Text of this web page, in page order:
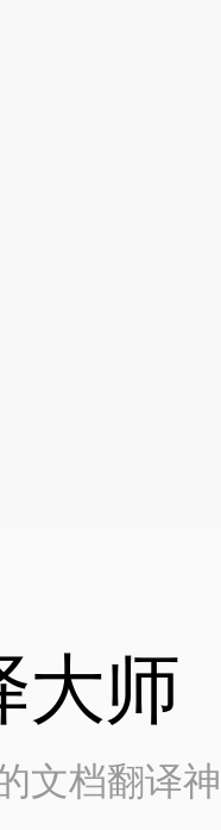
大师
文档翻译神